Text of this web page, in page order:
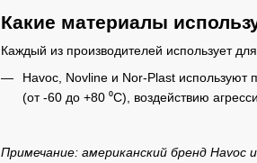
Какие материалы
Каждый из производителей использует
Havoc, Novline и Nor-Plast используют
(от -60 до +80 ⁰C), воздействию
Примечание: американский бренд Havoc